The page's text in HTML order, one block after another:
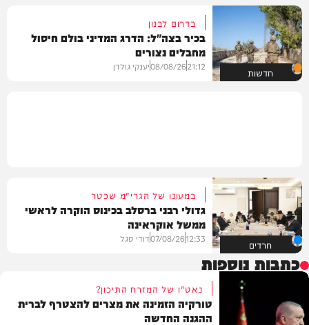
חדשות
בדרום לבנון
בכיר בצה"ל: הדרג המדיני בולם חיסול
מחבלים נצורים
21:12
08/08/26יענקי גולדן
חרדים
במעונו של הגרי"מ שכטר
גדולי רבני ברסלב בכינוס הוקרה לראשי
ממשל אוקראינה
12:33
07/08/26דודי סגל
כתבות נוספות
נאט"ו של המזרח התיכון?
טורקיה הזמינה את מצרים להצטרף לברית
ההגנה החדשה